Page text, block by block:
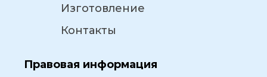
Изготовление
Контакты
Правовая информация